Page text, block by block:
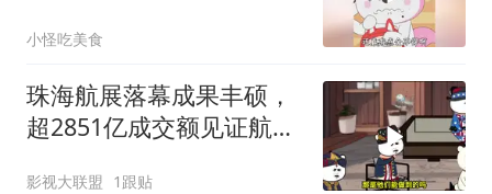
小怪吃美食
珠海航展落幕成果丰硕，
超2851亿成交额见证航空
影视大联盟 1跟贴